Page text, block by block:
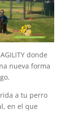
donde
nueva forma
a tu perro
en el que